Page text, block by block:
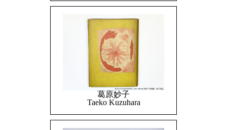
葛原妙子
Taeko Kuzuhara